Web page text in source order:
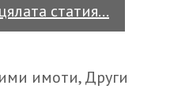
статия…
се
имоти,Други